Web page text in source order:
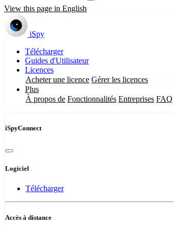
View this page in English
iSpy
Télécharger
Guides d'Utilisateur
Licences
Acheter une licence Gérer les licences
Plus
À propos de Fonctionnalités Entreprises FAQ
iSpyConnect
Logiciel
Télécharger
Accès à distance